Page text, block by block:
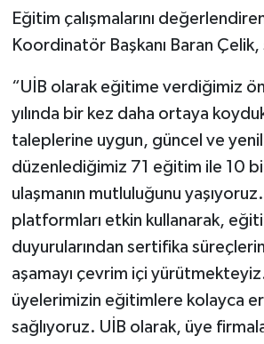
Eğitim çalışmalarını
Koordinatör Başkanı Baran Çelik,
“UİB olarak eğitime verdiğimiz
yılında bir kez daha ortaya
taleplerine uygun, güncel ve
düzenlediğimiz 71 eğitim ile 10
ulaşmanın mutluluğunu
platformları etkin kullanarak,
duyurularından sertifika
aşamayı çevrim içi
üyelerimizin eğitimlere kolayca
sağlıyoruz. UİB olarak, üye